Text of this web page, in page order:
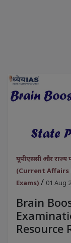
यूपीएससी और राज्य
(Current Affairs
Exams) / 01 Aug
Brain
Resource